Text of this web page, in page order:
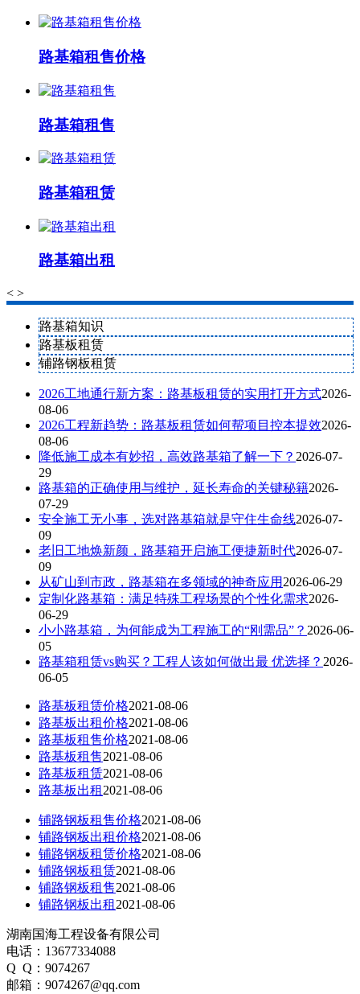
路基箱租售价格
路基箱租售
路基箱租赁
路基箱出租
< >
路基箱知识
路基板租赁
铺路钢板租赁
2026工地通行新方案：路基板租赁的实用打开方式2026-
08-06
2026工程新趋势：路基板租赁如何帮项目控本提效2026-
08-06
降低施工成本有妙招，高效路基箱了解一下？ 2026-07-
29
路基箱的正确使用与维护，延长寿命的关键秘籍2026-
07-29
安全施工无小事，选对路基箱就是守住生命线2026-07-
09
老旧工地焕新颜，路基箱开启施工便捷新时代2026-07-
09
从矿山到市政，路基箱在多领域的神奇应用 2026-06-29
定制化路基箱：满足特殊工程场景的个性化需求2026-
06-29
小小路基箱，为何能成为工程施工的“刚需品”？ 2026-06-
05
路基箱租赁vs购买？工程人该如何做出最 优选择？ 2026-
06-05
路基板租赁价格2021-08-06
路基板出租价格2021-08-06
路基板租售价格2021-08-06
路基板租售2021-08-06
路基板租赁2021-08-06
路基板出租 2021-08-06
铺路钢板租售价格2021-08-06
铺路钢板出租价格2021-08-06
铺路钢板租赁价格2021-08-06
铺路钢板租赁2021-08-06
铺路钢板租售2021-08-06
铺路钢板出租 2021-08-06
湖南国海工程设备有限公司
电话：13677334088
Q Q：9074267
邮箱：9074267@qq.com